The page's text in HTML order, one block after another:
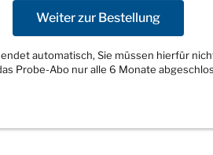
Weiter zur Bestellung
automatisch, Sie müssen hierfür
Probe-Abo nur alle 6 Monate